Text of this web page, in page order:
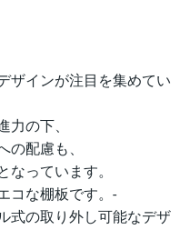
ザインが注目を集めてい
力の下、
の配慮も、
なっています。
コな棚板です。-
式の取り外し可能なデザ